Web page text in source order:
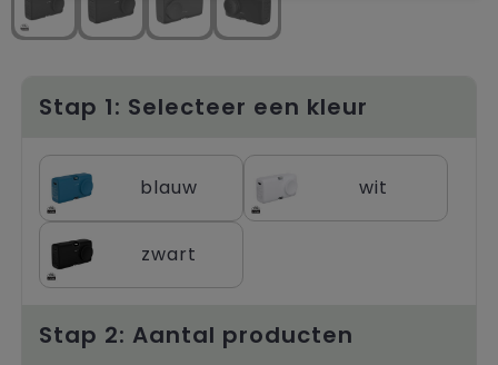
Strandtassen
Trolleys
Stap 1: Selecteer een kleur
blauw wit
zwart
Stap 2: Aantal producten